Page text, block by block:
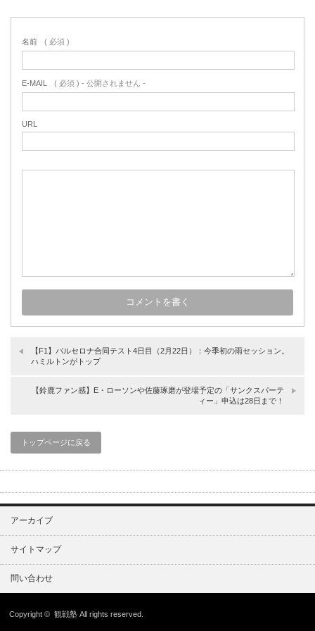
名前 ( 必須 )
E-MAIL ( 必須 ) - 公開されません -
URL
【F1】バルセロナ合同テスト4日目（2月22日）：今季初の雨セッション。
ハミルトンがトップ
【鈴鹿ファン感】E・ローソンや佐藤琢磨が登場予定の「サンクスパーテ
ィー」申込は28日まで！
トップページに戻る
アーカイブ
サイトマップ
問い合わせ
Copyright ©観戦塾 All rights reserved.